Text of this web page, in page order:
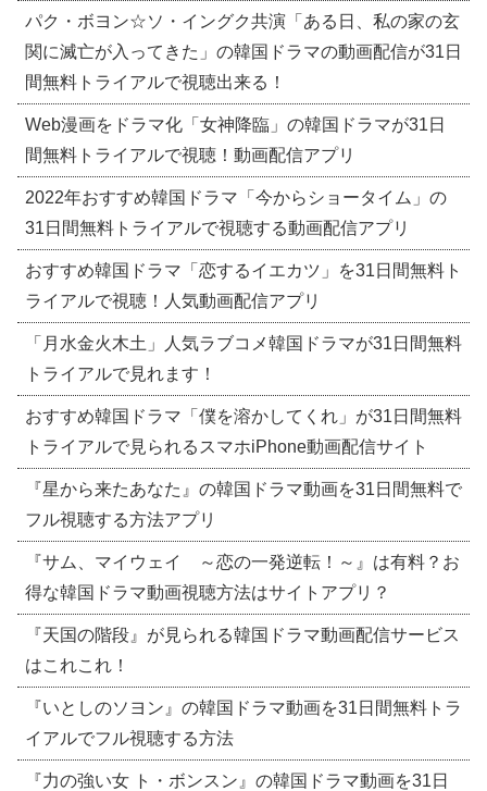
パク・ボヨン☆ソ・イングク共演「ある日、私の家の玄
関に滅亡が入ってきた」の韓国ドラマの動画配信が31日
間無料トライアルで視聴出来る！
Web漫画をドラマ化「女神降臨」の韓国ドラマが31日
間無料トライアルで視聴！動画配信アプリ
2022年おすすめ韓国ドラマ「今からショータイム」の
31日間無料トライアルで視聴する動画配信アプリ
おすすめ韓国ドラマ「恋するイエカツ」を31日間無料ト
ライアルで視聴！人気動画配信アプリ
「月水金火木土」人気ラブコメ韓国ドラマが31日間無料
トライアルで見れます！
おすすめ韓国ドラマ「僕を溶かしてくれ」が31日間無料
トライアルで見られるスマホiPhone動画配信サイト
『星から来たあなた』の韓国ドラマ動画を31日間無料で
フル視聴する方法アプリ
『サム、マイウェイ ～恋の一発逆転！～』は有料？お
得な韓国ドラマ動画視聴方法はサイトアプリ？
『天国の階段』が見られる韓国ドラマ動画配信サービス
はこれこれ！
『いとしのソヨン』の韓国ドラマ動画を31日間無料トラ
イアルでフル視聴する方法
『力の強い女 ト・ボンスン』の韓国ドラマ動画を31日